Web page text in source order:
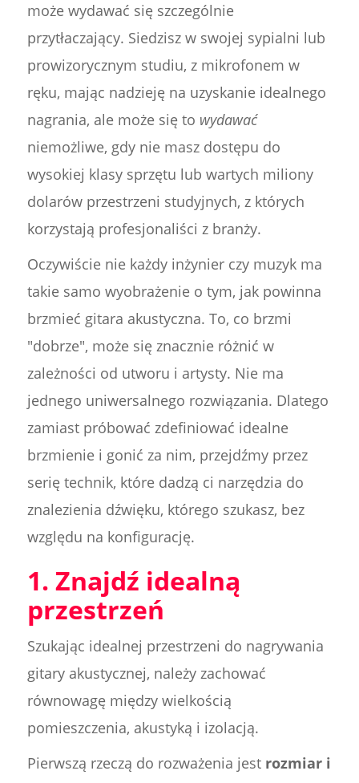
może wydawać się szczególnie
przytłaczający. Siedzisz w swojej sypialni lub
prowizorycznym studiu, z mikrofonem w
ręku, mając nadzieję na uzyskanie idealnego
nagrania, ale może się to wydawać
niemożliwe, gdy nie masz dostępu do
wysokiej klasy sprzętu lub wartych miliony
dolarów przestrzeni studyjnych, z których
korzystają profesjonaliści z branży.
Oczywiście nie każdy inżynier czy muzyk ma
takie samo wyobrażenie o tym, jak powinna
brzmieć gitara akustyczna. To, co brzmi
"dobrze", może się znacznie różnić w
zależności od utworu i artysty. Nie ma
jednego uniwersalnego rozwiązania. Dlatego
zamiast próbować zdefiniować idealne
brzmienie i gonić za nim, przejdźmy przez
serię technik, które dadzą ci narzędzia do
znalezienia dźwięku, którego szukasz, bez
względu na konfigurację.
1. Znajdź idealną
przestrzeń
Szukając idealnej przestrzeni do nagrywania
gitary akustycznej, należy zachować
równowagę między wielkością
pomieszczenia, akustyką i izolacją.
Pierwszą rzeczą do rozważenia jest rozmiar i